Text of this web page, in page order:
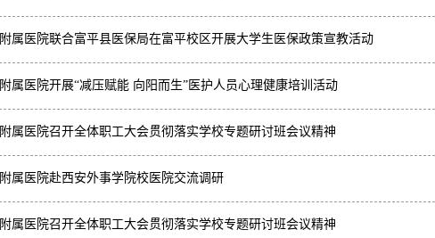
附属医院联合富平县医保局在富平校区开展大学生医保政策宣教活动
附属医院开展“减压赋能 向阳而生”医护人员心理健康培训活动
附属医院召开全体职工大会贯彻落实学校专题研讨班会议精神
附属医院赴西安外事学院校医院交流调研
附属医院召开全体职工大会贯彻落实学校专题研讨班会议精神